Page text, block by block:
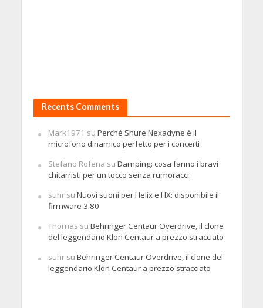
Recents Comments
Mark1971 su Perché Shure Nexadyne è il
microfono dinamico perfetto per i concerti
Stefano Rofena su Damping: cosa fanno i bravi
chitarristi per un tocco senza rumoracci
suhrsu Nuovi suoni per Helix e HX: disponibile il
firmware 3.80
Thomas su Behringer Centaur Overdrive, il clone
del leggendario Klon Centaur a prezzo stracciato
suhrsu Behringer Centaur Overdrive, il clone del
leggendario Klon Centaur a prezzo stracciato